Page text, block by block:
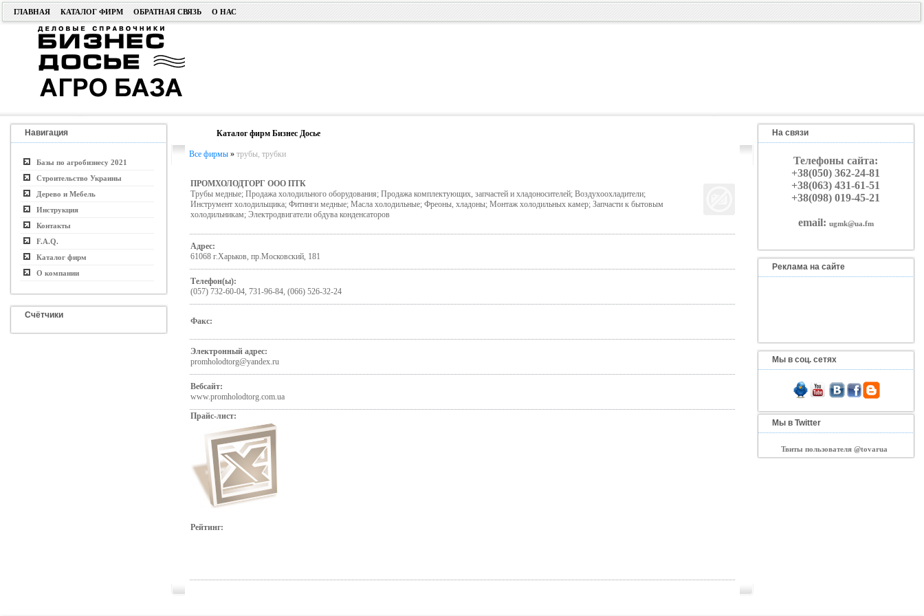
ГЛАВНАЯ КАТАЛОГ ФИРМ ОБРАТНАЯ СВЯЗЬ О НАС
Навигация
Базы по агробизнесу 2021
Строительство Украины
Дерево и Мебель
Инструкция
Контакты
F.A.Q.
Каталог фирм
О компании
Счётчики
Каталог фирм Бизнес Досье
Все фирмы» трубы, трубки
ПРОМХОЛОДТОРГ ООО ПТК
Трубы медные; Продажа холодильного оборудования; Продажа комплектующих, запчастей и хладоносителей; Воздухоохладители;
Инструмент холодильщика; Фитинги медные; Масла холодильные; Фреоны, хладоны; Монтаж холодильных камер; Запчасти к бытовым
холодильникам; Электродвигатели обдува конденсаторов
Адрес:
61068 г.Харьков, пр.Московский, 181
Телефон(ы):
(057) 732-60-04, 731-96-84, (066) 526-32-24
Факс:
Электронный адрес:
promholodtorg@yandex.ru
Вебсайт:
www.promholodtorg.com.ua
Прайс-лист:
Рейтинг:
На связи
Телефоны сайта:
+38(050) 362-24-81
+38(063) 431-61-51
+38(098) 019-45-21
email: ugmk@ua.fm
Реклама на сайте
Мы в соц. сетях
Мы в Twitter
Твиты пользователя @tovarua